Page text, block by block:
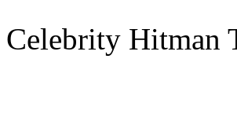
Celebrity Hitman